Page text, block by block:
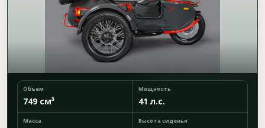
Объём
749 см³
Мощность
41 л.с.
Масса Высота сиденья